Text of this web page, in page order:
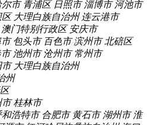
尔市 青浦区 日照市 淄博市 河池市
区 大理白族自治州 连云港市
澳门特别行政区 安庆市
包头市 百色市 滨州市 北碚区
池州市 沧州市 常州市
市 大理白族自治州
州
市 桂林市
和浩特市 合肥市 黄石市 湖州市 淮